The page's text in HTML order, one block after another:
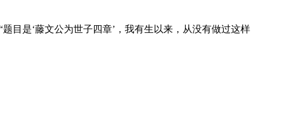
目是‘藤文公为世子四章’，我有生以来，从没有做过这样